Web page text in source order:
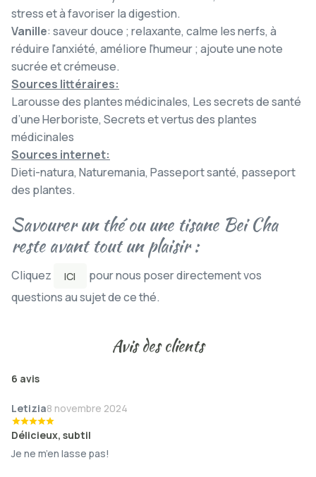
stress et à favoriser la digestion.
Vanille: saveur douce ; relaxante, calme les nerfs, à
réduire l'anxiété, améliore l'humeur ; ajoute une note
sucrée et crémeuse.
Sources littéraires:
Larousse des plantes médicinales, Les secrets de santé
d’une Herboriste, Secrets et vertus des plantes
médicinales
Sources internet:
Dieti-natura, Naturemania, Passeport santé, passeport
des plantes.
Savourer un thé ou une tisane Bei Cha
reste avant tout un plaisir :
Cliquez ICI
pour nous poser directement vos
questions au sujet de ce thé.
Avis des clients
6 avis
Letizia8 novembre 2024
Délicieux, subtil
Je ne m’en lasse pas!